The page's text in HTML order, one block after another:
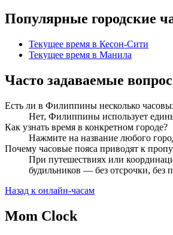
Популярные городские
Текущее время в Кесон-Сити
Текущее время в Манила
Часто задаваемые
Есть ли в Филиппины несколько
Нет, Филиппины использует
Как узнать время в конкретном городе?
Нажмите на название любого
Почему часовые пояса приводят к
При путешествиях или
будильников — без отсрочки, без
Назад к онлайн-часам
Mom Clock